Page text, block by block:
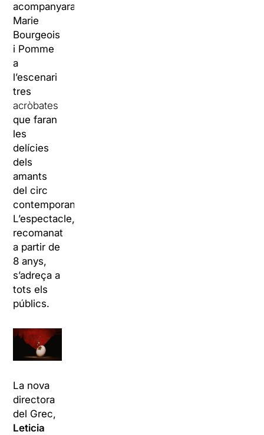
acompanyaran
Marie
Bourgeois
i Pomme
a
l’escenari
tres
acròbates
que faran
les
delícies
dels
amants
del circ
contemporani.
L’espectacle,
recomanat
a partir de
8 anys,
s’adreça a
tots els
públics.
La nova
directora
del Grec,
Leticia